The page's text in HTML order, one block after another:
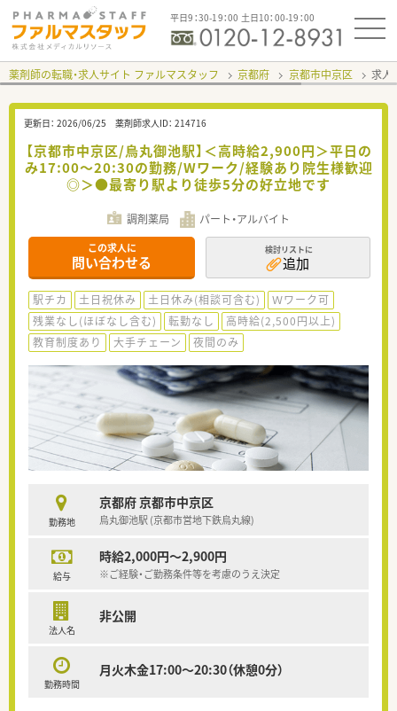
平日9：30-19：00 土日10：00-19：00
薬剤師の転職・求人サイト ファルマスタッフ 京都府 京都市中京区 求人
更新日： 2026/06/25 薬剤師求人ID： 214716
【京都市中京区/烏丸御池駅】＜高時給2,900円＞平日の
み17:00～20:30の勤務/Wワーク/経験あり院生様歓迎
◎＞●最寄り駅より徒歩5分の好立地です
調剤薬局 パート・アルバイト
この求人に
問い合わせる
検討リストに
追加
駅チカ 土日祝休み 土日休み(相談可含む)
Ｗワーク可
残業なし(ほぼなし含む)
転勤なし
高時給(2,500円以上)
教育制度あり
大手チェーン 夜間のみ
勤務地
京都府 京都市中京区
烏丸御池駅 (京都市営地下鉄烏丸線)
給与
時給2,000円～2,900円
※ご経験・ご勤務条件等を考慮のうえ決定
法人名
非公開
勤務時間
月火木金17:00～20:30（休憩0分）